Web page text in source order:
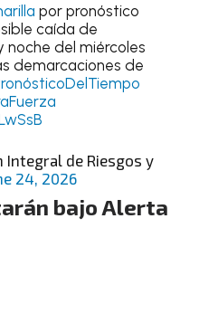
por pronóstico
caída de
noche del miércoles
demarcaciones de
Integral de Riesgos y
24, 2026
bajo Alerta